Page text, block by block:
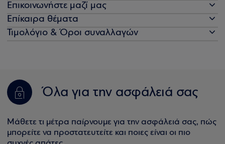
Επικοινωνήστε μαζί μας
Επίκαιρα θέματα
Τιμολόγιο & Όροι συναλλαγών
Όλα για την ασφάλειά σας
Μάθετε τι μέτρα παίρνουμε για την ασφάλειά σας, πώς
μπορείτε να προστατευτείτε και ποιες είναι οι πιο